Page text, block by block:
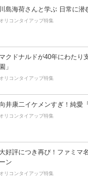
川島海荷さんと学ぶ 日常に潜
オリコンタイアップ特集
マクドナルドが40年にわたり
園」
オリコンタイアップ特集
向井康二イケメンすぎ！純愛
オリコンタイアップ特集
大好評につき再び！ファミマ
ーン
オリコンタイアップ特集